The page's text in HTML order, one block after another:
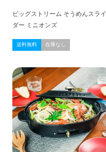
ビッグストリーム そうめんスライ
ダー ミニオンズ
送料無料 在庫なし